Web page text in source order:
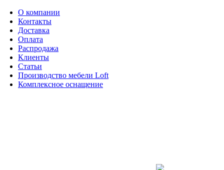
О компании
Контакты
Доставка
Оплата
Распродажа
Клиенты
Статьи
Производство мебели Loft
Комплексное оснащение